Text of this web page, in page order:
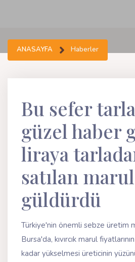
ANASAYFA Haberler
Bu sefer
güzel haber
liraya
satılan
güldürdü
Türkiye'nin önemli sebze üretim
Bursa'da, kıvırcık marul
kadar yükselmesi üreticinin